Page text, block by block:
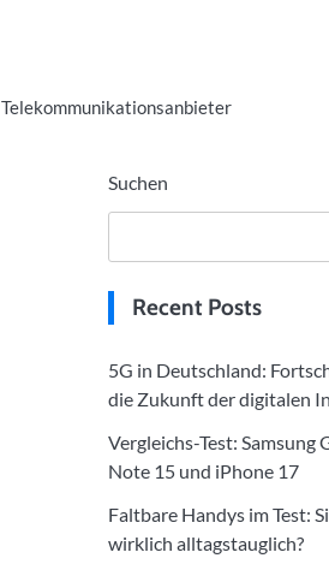
Telekommunikationsanbieter
Suchen
Recent Posts
5G in Deutschland:
die Zukunft der digitalen
Vergleichs-Test: Samsung
Note 15 und iPhone 17
Faltbare Handys im Test:
wirklich alltagstauglich?